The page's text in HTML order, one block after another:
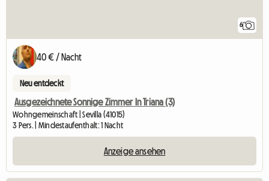
6
40 € / Nacht
Neu entdeckt
Ausgezeichnete Sonnige Zimmer In Triana (3)
Wohngemeinschaft | Sevilla (41015)
3 Pers. | Mindestaufenthalt: 1 Nacht
Anzeige ansehen